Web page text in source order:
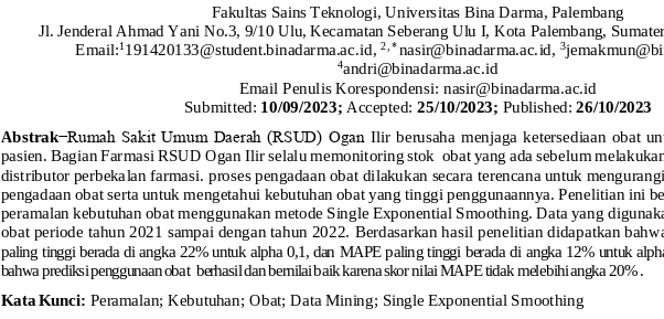
Fakultas Sains Teknologi, Universitas Bina Darma, Palembang
Jl. Jenderal Ahmad Yani No.3, 9/10 Ulu, Kecamatan Seberang Ulu I, Kota Palembang,
Email:1191420133@student.binadarma.ac.id, 2, * nasir@binadarma.ac.id, 3
4andri@binadarma.ac.id
Email Penulis Korespondensi: nasir@binadarma.ac.id
Submitted: 10/09/2023; Accepted: 25/10/2023; Published: 26/10/2023
Abstrak−Rumah Sakit Umum Daerah (RSUD) Ogan Ilir  berusaha  menjaga  ketersediaan  obat
pasien. Bagian Farmasi RSUD Ogan Ilir selalu memonitoring stok obat yang ada sebelum
distributor perbekalan farmasi. proses pengadaan obat dilakukan secara terencana untuk mengurangi
pengadaan obat serta untuk mengetahui kebutuhan obat yang tinggi penggunaannya. Penelitian ini
peramalan kebutuhan obat menggunakan metode Single Exponential Smoothing. Data yang
obat periode tahun 2021 sampai dengan tahun 2022. Berdasarkan hasil penelitian didapatkan
paling tinggi berada di angka 22% untuk alpha 0,1, dan MAPE palingtinggi berada di angka 12% untuk
bahwaprediksipenggunaanobat berhasildanbernilaibaikkarenaskornilaiMAPEtidakmelebihiangka 20% .
KataKunci: Peramalan; Kebutuhan; Obat; Data Mining; Single Exponential Smoothing